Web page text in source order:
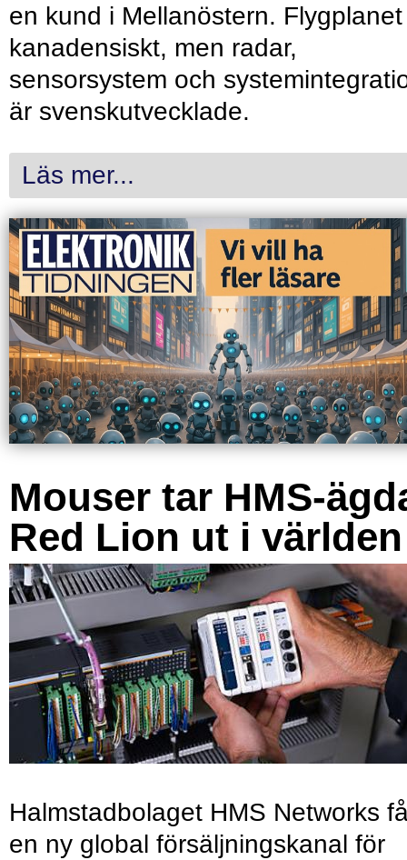
en kund i Mellanöstern.
kanadensiskt, men radar,
sensorsystem och
är svenskutvecklade.
Läs mer...
Mouser tar HMS-
Red Lion ut i världen
Halmstadbolaget HMS Networks
en ny global försäljningskanal för